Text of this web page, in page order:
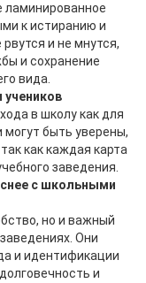
ламинированное
к истиранию и
и не мнутся,
и сохранение
вида.
в школу как для
могут быть уверены,
как каждая карта
заведения.
с школьными
но и важный
Они
и идентификации
и